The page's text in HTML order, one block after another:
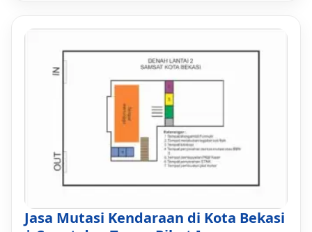
Jasa Mutasi Kendaraan di Kota Bekasi